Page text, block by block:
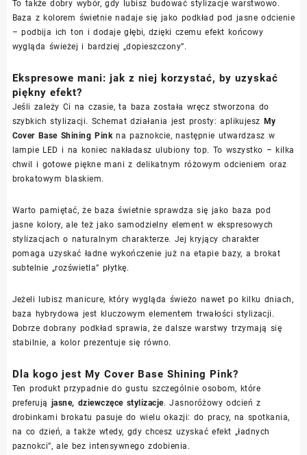
To także dobry wybór, gdy lubisz budować stylizacje warstwowo.
Baza z kolorem świetnie nadaje się jako podkład pod jasne odcienie
– podbija ich ton i dodaje głębi, dzięki czemu efekt końcowy
wygląda świeżej i bardziej „dopieszczony”.
Ekspresowe mani: jak z niej korzystać, by uzyskać
piękny efekt?
Jeśli zależy Ci na czasie, ta baza została wręcz stworzona do
szybkich stylizacji. Schemat działania jest prosty: aplikujesz My
Cover Base Shining Pinkna paznokcie, następnie utwardzasz w
lampie LED i na koniec nakładasz ulubiony top. To wszystko – kilka
chwil i gotowe piękne mani z delikatnym różowym odcieniem oraz
brokatowym blaskiem.
Warto pamiętać, że baza świetnie sprawdza się jako baza pod
jasne kolory, ale też jako samodzielny element w ekspresowych
stylizacjach o naturalnym charakterze. Jej kryjący charakter
pomaga uzyskać ładne wykończenie już na etapie bazy, a brokat
subtelnie „rozświetla” płytkę.
Jeżeli lubisz manicure, który wygląda świeżo nawet po kilku dniach,
baza hybrydowa jest kluczowym elementem trwałości stylizacji.
Dobrze dobrany podkład sprawia, że dalsze warstwy trzymają się
stabilnie, a kolor prezentuje się równo.
Dla kogo jest My Cover Base Shining Pink?
Ten produkt przypadnie do gustu szczególnie osobom, które
preferują jasne, dziewczęce stylizacje. Jasnoróżowy odcień z
drobinkami brokatu pasuje do wielu okazji: do pracy, na spotkania,
na co dzień, a także wtedy, gdy chcesz uzyskać efekt „ładnych
paznokci”, ale bez intensywnego zdobienia.